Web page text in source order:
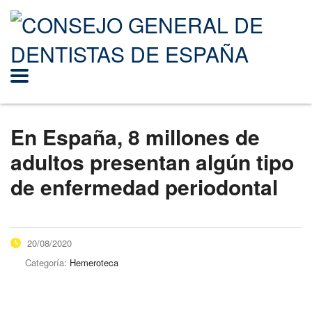
En España, 8 millones de
adultos presentan algún tipo
de enfermedad periodontal
20/08/2020
Categoría: Hemeroteca